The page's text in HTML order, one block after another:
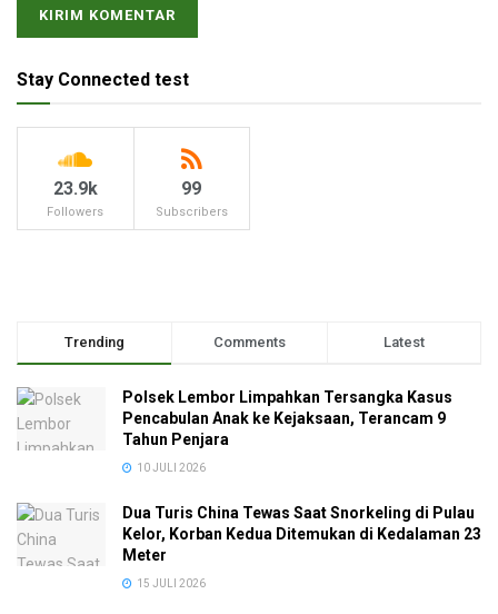
Stay Connected test
23.9k
Followers
99
Subscribers
Trending Comments Latest
Polsek Lembor Limpahkan Tersangka Kasus
Pencabulan Anak ke Kejaksaan, Terancam 9
Tahun Penjara
10 JULI 2026
Dua Turis China Tewas Saat Snorkeling di Pulau
Kelor, Korban Kedua Ditemukan di Kedalaman 23
Meter
15 JULI 2026